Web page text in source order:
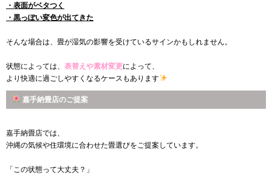
・表面がベタつく
・黒っぽい変色が出てきた
そんな場合は、畳が湿気の影響を受けているサインかもしれません。
状態によっては、 表替えや素材変更によって、
より快適に過ごしやすくなるケースもあります
嘉手納畳店のご提案
嘉手納畳店では、
沖縄の気候や住環境に合わせた畳選びをご提案しています。
「この状態って大丈夫？」